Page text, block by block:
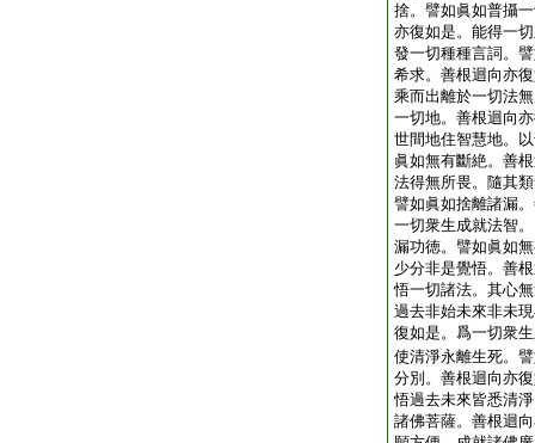
捨。譬如眞如普攝
亦復如是。能得一
發一切種種言詞。
希求。善根迴向亦
乘而出離於一切法
一切地。善根迴向
世間地住智慧地。
眞如無有斷絶。善
法得無所畏。隨其
譬如眞如捨離諸漏
一切衆生成就法智
漏功徳。譬如眞如
少分非是覺悟。善
悟一切諸法。其心
過去非始未來非未
復如是。爲一切衆
使清淨永離生死。
分別。善根迴向亦
悟過去未來皆悉清
諸佛菩薩。善根迴